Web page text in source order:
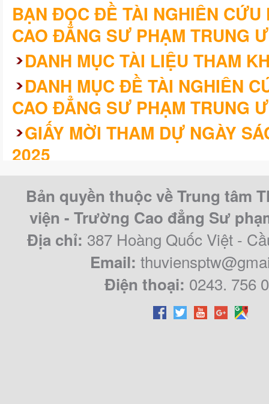
BẠN ĐỌC ĐỀ TÀI NGHIÊN
CAO ĐẲNG SƯ PHẠM TRUNG
DANH MỤC TÀI LIỆU THAM
DANH MỤC ĐỀ TÀI NGHIÊN
CAO ĐẲNG SƯ PHẠM TRUNG
GIẤY MỜI THAM DỰ NGÀY
2025
CAO ĐẲNG SƯ PHẠM TRUNG
QUY KHÓA 2021 – 2024
Bản quyền thuộc về Trung tâm
viện - Trường Cao đẳng Sư
Địa chỉ: 387 Hoàng Quốc Việt -
Email:
Điện thoại: 0243. 756